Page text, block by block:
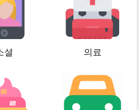
셜 의료